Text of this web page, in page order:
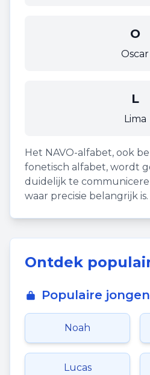
O
Oscar
L
Lima
Het NAVO-alfabet, ook
fonetisch alfabet, wordt
duidelijk te
waar precisie belangrijk is.
Ontdek
Populaire
Noah
Lucas